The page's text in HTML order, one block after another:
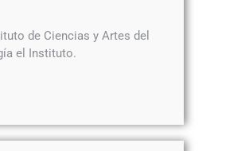
de Ciencias y Artes del
el Instituto.